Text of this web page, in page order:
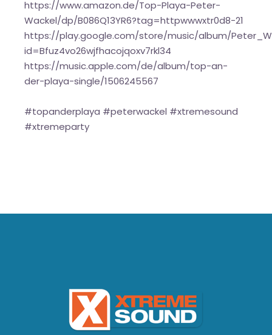
https://www.amazon.de/Top-Playa-Peter-
Wackel/dp/B086Q13YR6?tag=httpwwwxtr0d8-21
https://play.google.com/store/music/album/
id=Bfuz4vo26wjfhacojqoxv7rkl34
https://music.apple.com/de/album/top-an-
der-playa-single/1506245567
#topanderplaya #peterwackel #xtremesound
#xtremeparty